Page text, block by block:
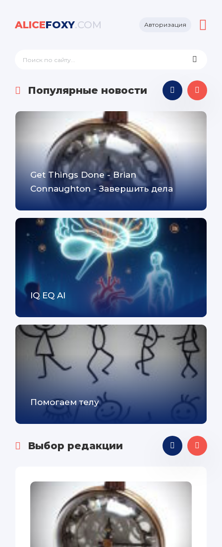
ALICEFOXY.COM Авторизация
Популярные новости
Get Things Done - Brian
Connaughton - Завершить дела
IQ EQ AI
Помогаем телу
Выбор редакции